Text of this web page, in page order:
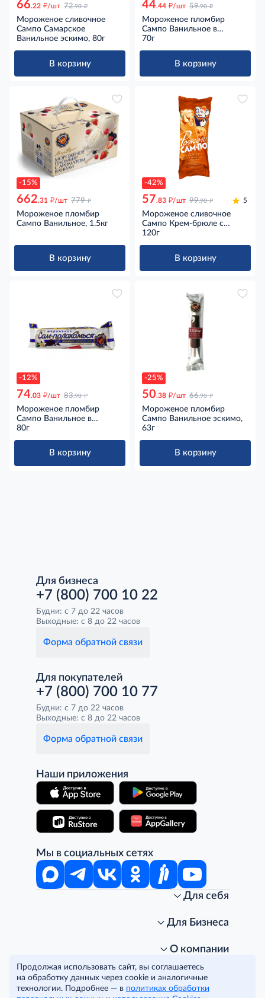
66.22 д/шт 72.90 д
Мороженое сливочное
Сампо Самарское
Ванильное эскимо, 80г
В корзину
44.44 д/шт 59.90 д
Мороженое пломбир
Сампо Ванильное в
вафельном стаканчике 15%
70г
В корзину
-15%
662.31 д/шт 779 д
Мороженое пломбир
Сампо Ванильное, 1.5кг
В корзину
-42%
57.83 д/шт 99.90 д 5
Мороженое сливочное
Сампо Крем-брюле с
карамелью в вафельном
120г
В корзину
-12%
74.03 д/шт 83.90 д
Мороженое пломбир
Сампо Ванильное в
шоколадной глазури
80г
В корзину
-25%
50.38 д/шт 66.90 д
Мороженое пломбир
Сампо Ванильное эскимо,
63г
В корзину
Для бизнеса
+7 (800) 700 10 22
Будни: с 7 до 22 часов
Выходные: с 8 до 22 часов
Форма обратной связи
Для покупателей
+7 (800) 700 10 77
Будни: с 7 до 22 часов
Выходные: с 8 до 22 часов
Форма обратной связи
Наши приложения
Мы в социальных сетях
Для себя
Стань клиентом METRO
Подарочные карты. Активация и баланс
Скидка за подписку
Для Бизнеса
Получить карту для бизнеса
Для магазинов
Для гостинично-ресторанного бизнеса
О компании
Карьера
Пресс-центр
Условия и соглашения
Политика конфиденциальности
© METRO Cash and Carry Russia, 2026
Продолжая использовать сайт, вы соглашаетесь
на обработку данных через cookie и аналогичные
технологии. Подробнее — в политиках обработки